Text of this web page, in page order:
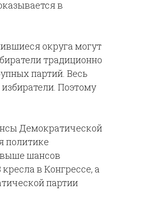
в
округа могут
традиционно
партий. Весь
Поэтому
Демократической
политике
шансов
в Конгрессе, а
партии